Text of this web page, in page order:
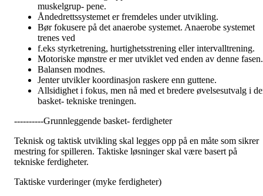
muskelgrup- pene.
Åndedrettssystemet er fremdeles under utvikling.
Bør fokusere på det anaerobe systemet. Anaerobe systemet
trenes ved
f.eks styrketrening, hurtighetsstrening eller intervalltrening.
Motoriske mønstre er mer utviklet ved enden av denne fasen.
Balansen modnes.
Jenter utvikler koordinasjon raskere enn guttene.
Allsidighet i fokus, men nå med et bredere øvelsesutvalg i
basket- tekniske treningen.
----------Grunnleggende basket- ferdigheter
Teknisk og taktisk utvikling skal legges opp på en måte som sikrer
mestring for spilleren. Taktiske løsninger skal være basert på
tekniske ferdigheter.
Taktiske vurderinger (myke ferdigheter)